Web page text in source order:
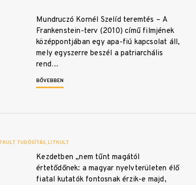
Mundruczó Kornél Szelíd teremtés – A
Frankenstein-terv (2010) című filmjének
középpontjában egy apa-fiú kapcsolat áll,
mely egyszerre beszél a patriarchális
rend…
BŐVEBBEN
TUDÓSÍTÁS LITKULT
Kezdetben „nem tűnt magától
értetődőnek: a magyar nyelvterületen élő
fiatal kutatók fontosnak érzik-e majd,